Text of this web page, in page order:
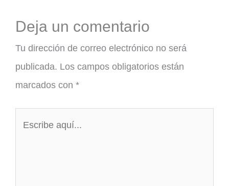
Deja un comentario
Tu dirección de correo electrónico no será
publicada. Los campos obligatorios están
marcados con *